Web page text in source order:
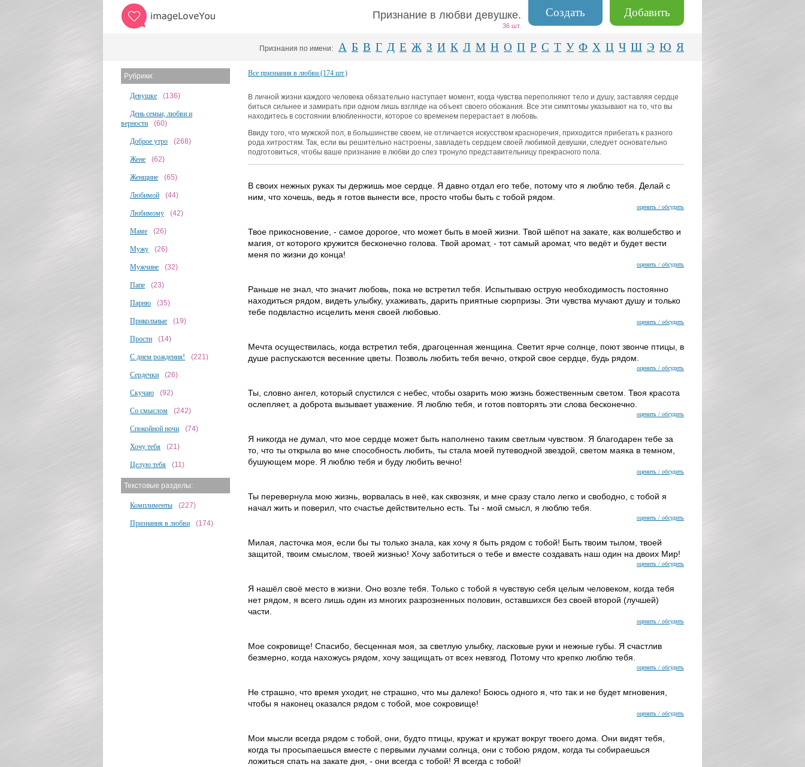
Добавить
Создать
Признание в любви девушке.
36 шт.
Признания по имени: А Б В Г Д Е Ж З И К Л М Н О П Р С Т У Ф Х Ц Ч Ш Э Ю Я
Рубрики:
Девушке (136)
День семьи, любви и
верности
(60)
Доброе утро (268)
Жене (62)
Женщине (65)
Любимой (44)
Любимому (42)
Маме (26)
Мужу (26)
Мужчине (32)
Папе (23)
Парню (35)
Прикольные (19)
Прости (14)
С днем рождения! (221)
Сердечки (26)
Скучаю (92)
Со смыслом (242)
Спокойной ночи (74)
Хочу тебя (21)
Целую тебя (11)
Текстовые разделы:
Комплименты (227)
Признания в любви (174)
Все признания в любви (174 шт.)
В личной жизни каждого человека обязательно наступает момент, когда чувства переполняют тело и душу, заставляя сердце
биться сильнее и замирать при одном лишь взгляде на объект своего обожания. Все эти симптомы указывают на то, что вы
находитесь в состоянии влюбленности, которое со временем перерастает в любовь.
Ввиду того, что мужской пол, в большинстве своем, не отличается искусством красноречия, приходится прибегать к разного
рода хитростям. Так, если вы решительно настроены, завладеть сердцем своей любимой девушки, следует основательно
подготовиться, чтобы ваше признание в любви до слез тронуло представительницу прекрасного пола.
В своих нежных руках ты держишь мое сердце. Я давно отдал его тебе, потому что я люблю тебя. Делай с
ним, что хочешь, ведь я готов вынести все, просто чтобы быть с тобой рядом.
оценить / обсудить
Твое прикосновение, - самое дорогое, что может быть в моей жизни. Твой шёпот на закате, как волшебство и
магия, от которого кружится бесконечно голова. Твой аромат, - тот самый аромат, что ведёт и будет вести
меня по жизни до конца!
оценить / обсудить
Раньше не знал, что значит любовь, пока не встретил тебя. Испытываю острую необходимость постоянно
находиться рядом, видеть улыбку, ухаживать, дарить приятные сюрпризы. Эти чувства мучают душу и только
тебе подвластно исцелить меня своей любовью.
оценить / обсудить
Мечта осуществилась, когда встретил тебя, драгоценная женщина. Светит ярче солнце, поют звонче птицы, в
душе распускаются весенние цветы. Позволь любить тебя вечно, открой свое сердце, будь рядом.
оценить / обсудить
Ты, словно ангел, который спустился с небес, чтобы озарить мою жизнь божественным светом. Твоя красота
ослепляет, а доброта вызывает уважение. Я люблю тебя, и готов повторять эти слова бесконечно.
оценить / обсудить
Я никогда не думал, что мое сердце может быть наполнено таким светлым чувством. Я благодарен тебе за
то, что ты открыла во мне способность любить, ты стала моей путеводной звездой, светом маяка в темном,
бушующем море. Я люблю тебя и буду любить вечно!
оценить / обсудить
Ты перевернула мою жизнь, ворвалась в неё, как сквозняк, и мне сразу стало легко и свободно, с тобой я
начал жить и поверил, что счастье действительно есть. Ты - мой смысл, я люблю тебя.
оценить / обсудить
Милая, ласточка моя, если бы ты только знала, как хочу я быть рядом с тобой! Быть твоим тылом, твоей
защитой, твоим смыслом, твоей жизнью! Хочу заботиться о тебе и вместе создавать наш один на двоих Мир!
оценить / обсудить
Я нашёл своё место в жизни. Оно возле тебя. Только с тобой я чувствую себя целым человеком, когда тебя
нет рядом, я всего лишь один из многих разрозненных половин, оставшихся без своей второй (лучшей)
части.
оценить / обсудить
Мое сокровище! Спасибо, бесценная моя, за светлую улыбку, ласковые руки и нежные губы. Я счастлив
безмерно, когда нахожусь рядом, хочу защищать от всех невзгод. Потому что крепко люблю тебя.
оценить / обсудить
Не страшно, что время уходит, не страшно, что мы далеко! Боюсь одного я, что так и не будет мгновения,
чтобы я наконец оказался рядом с тобой, мое сокровище!
оценить / обсудить
Мои мысли всегда рядом с тобой, они, будто птицы, кружат и кружат вокруг твоего дома. Они видят тебя,
когда ты просыпаешься вместе с первыми лучами солнца, они с тобою рядом, когда ты собираешься
ложиться спать на закате дня, - они всегда с тобой! Я всегда с тобой!